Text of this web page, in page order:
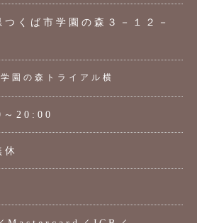
つくば市学園の森３－１２－
園の森トライアル横
20:00
休